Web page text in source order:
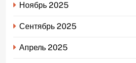
Ноябрь 2025
Сентябрь 2025
Апрель 2025